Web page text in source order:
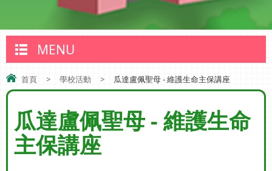
MENU
首頁 > 學校活動 > 瓜達盧佩聖母 - 維護生命主保講座
瓜達盧佩聖母 - 維護生命
主保講座